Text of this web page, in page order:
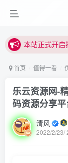
本站正式开
本站正式开启
首页 值得一看
乐云资源网-
码资源分享
清风
2022/2/23/